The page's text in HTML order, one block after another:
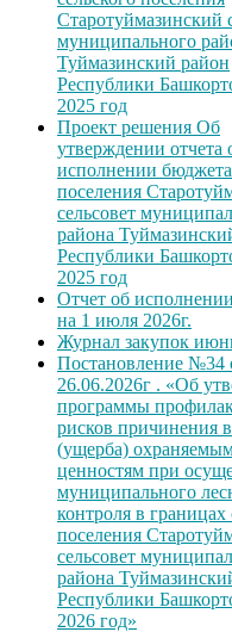
Старотуймазинский
муниципального
Туймазинский район
Республики
2025 год
Проект решения Об
утверждении отчета
исполнении бюджета
поселения
сельсовет
района
Республики
2025 год
Отчет об
на 1 июля 2026г.
Журнал закупок
Постановление №34
26.06.2026г . «Об
программы
рисков причинения
(ущерба)
ценностям при
муниципального
контроля в границах
поселения
сельсовет
района
Республики
2026 год»